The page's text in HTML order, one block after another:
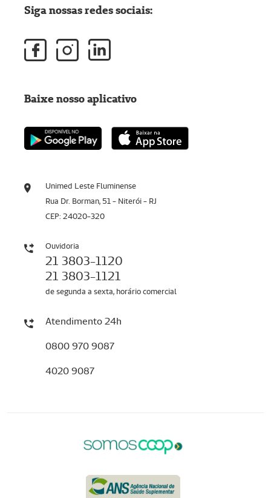
Unimed Leste Fluminense
Rua Dr. Borman, 51 - Niterói - RJ
CEP: 24020-320
Ouvidoria
21 3803-1120
21 3803-1121
de segunda a sexta, horário comercial
Atendimento 24h
0800 970 9087
4020 9087
Siga nossas redes sociais:
Baixe nosso aplicativo